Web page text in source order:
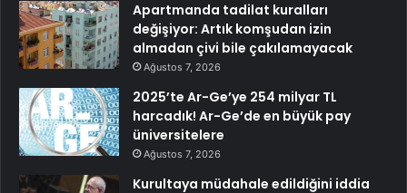
Apartmanda tadilat kuralları
değişiyor: Artık komşudan izin
almadan çivi bile çakılamayacak
Ağustos 7, 2026
2025’te Ar-Ge’ye 254 milyar TL
harcadık! Ar-Ge’de en büyük pay
üniversitelere
Ağustos 7, 2026
Kurultaya müdahale edildiğini iddia